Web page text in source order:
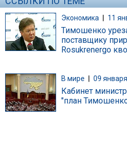
Экономика | 11
Тимошенко
поставщику
Rosukrenergo
В мире 09
Кабинет
"план